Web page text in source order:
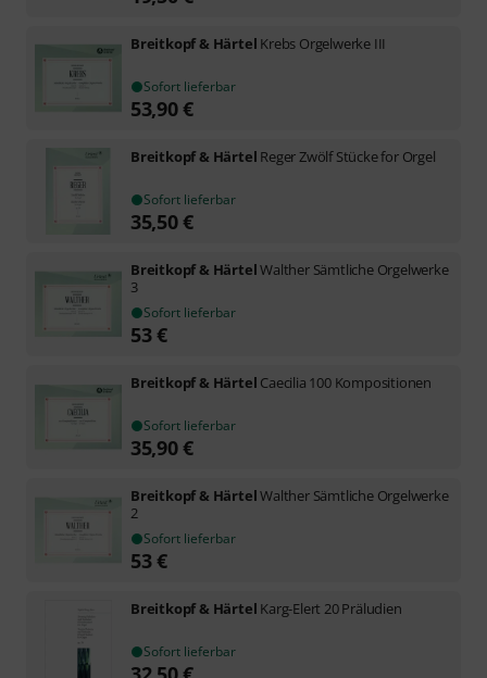
Breitkopf & Härtel Krebs Orgelwerke III
Sofort lieferbar
53,90€
Breitkopf & Härtel Reger Zwölf Stücke for Orgel
Sofort lieferbar
35,50€
Breitkopf & HärtelWalther Sämtliche Orgelwerke
3
Sofort lieferbar
53€
Breitkopf & Härtel Caecilia 100 Kompositionen
Sofort lieferbar
35,90€
Breitkopf & HärtelWalther Sämtliche Orgelwerke
2
Sofort lieferbar
53€
Breitkopf & Härtel Karg-Elert 20 Präludien
Sofort lieferbar